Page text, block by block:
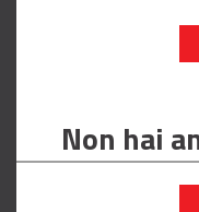
Non hai